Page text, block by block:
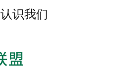
认识我们